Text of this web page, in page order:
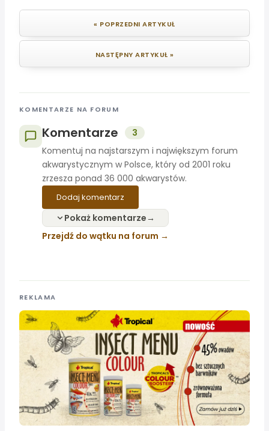
« POPRZEDNI ARTYKUŁ
NASTĘPNY ARTYKUŁ »
KOMENTARZE NA FORUM
Komentarze
3
Komentuj na najstarszym i największym forum
akwarystycznym w Polsce, który od 2001 roku
zrzesza ponad 36 000 akwarystów.
Dodaj komentarz
Pokaż komentarze
Przejdź do wątku na forum
REKLAMA